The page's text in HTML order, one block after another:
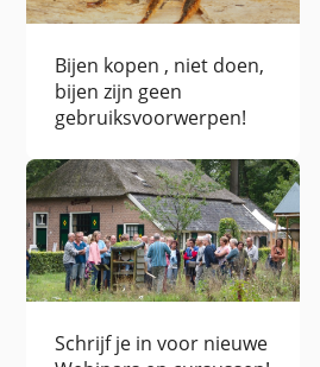
Bijen kopen , niet doen,
bijen zijn geen
gebruiksvoorwerpen!
Schrijf je in voor nieuwe